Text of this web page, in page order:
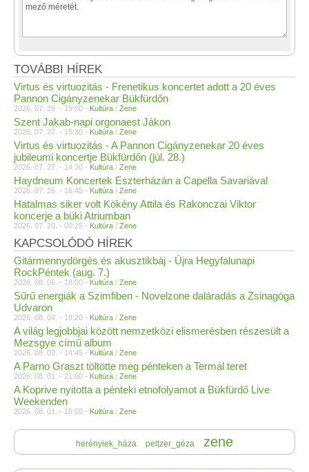
TOVÁBBI HÍREK
Virtus és virtuozitás - Frenetikus koncertet adott a 20 éves
Pannon Cigányzenekar Bükfürdőn
2026. 07. 29. - 19:00 - Kultúra / Zene
Szent Jakab-napi orgonaest Jákon
2026. 07. 27. - 15:30 - Kultúra / Zene
Virtus és virtuozitás - A Pannon Cigányzenekar 20 éves
jubileumi koncertje Bükfürdőn (júl. 28.)
2026. 07. 27. - 14:30 - Kultúra / Zene
Haydneum Koncertek Eszterházán a Capella Savariával
2026. 07. 26. - 16:45 - Kultúra / Zene
Hatalmas siker volt Kökény Attila és Rakonczai Viktor
koncerje a büki Atriumban
2026. 07. 20. - 00:25 - Kultúra / Zene
KAPCSOLÓDÓ HÍREK
Gitármennydörgés és akusztikbáj - Újra Hegyfalunapi
RockPéntek (aug. 7.)
2026. 08. 06. - 18:00 - Kultúra / Zene
Sűrű energiák a Szimfiben - Novelzone daláradás a Zsinagóga
Udvaron
2026. 08. 04. - 18:20 - Kultúra / Zene
A világ legjobbjai között nemzetközi elismerésben részesült a
Mezsgye című album
2026. 08. 03. - 14:45 - Kultúra / Zene
A Parno Graszt töltötte meg pénteken a Termál teret
2026. 08. 01. - 21:00 - Kultúra / Zene
A Koprive nyitotta a pénteki etnofolyamot a Bükfürdő Live
Weekenden
2026. 08. 01. - 16:00 - Kultúra / Zene
herényiek_háza peltzer_géza zene